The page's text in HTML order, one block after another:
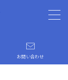
お問い合わせ